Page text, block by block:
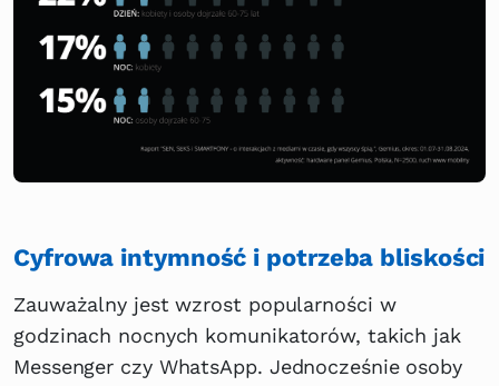
Cyfrowa intymność i potrzeba bliskości
Zauważalny jest wzrost popularności w
godzinach nocnych komunikatorów, takich jak
Messenger czy WhatsApp. Jednocześnie osoby